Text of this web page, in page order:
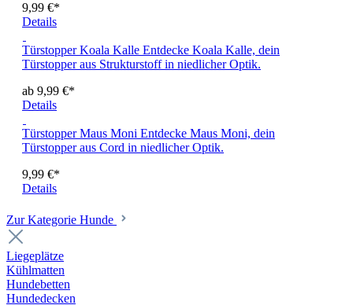
9,99 €*
Details
Türstopper Koala Kalle Entdecke Koala Kalle, dein
Türstopper aus Strukturstoff in niedlicher Optik.
ab 9,99 €*
Details
Türstopper Maus Moni Entdecke Maus Moni, dein
Türstopper aus Cord in niedlicher Optik.
9,99 €*
Details
Zur Kategorie Hunde
Liegeplätze
Kühlmatten
Hundebetten
Hundedecken